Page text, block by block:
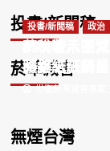
投書/新聞稿
行拍片」揭
編輯部 2026-
菸草減害
投書/新聞稿 政治
菸稅收入不
將讓紙菸銷量
世衛菸草減害專家
投書/新聞稿 政治
85%警示圖
頭終結紙菸
世衛菸草減害專家
無煙台灣
5